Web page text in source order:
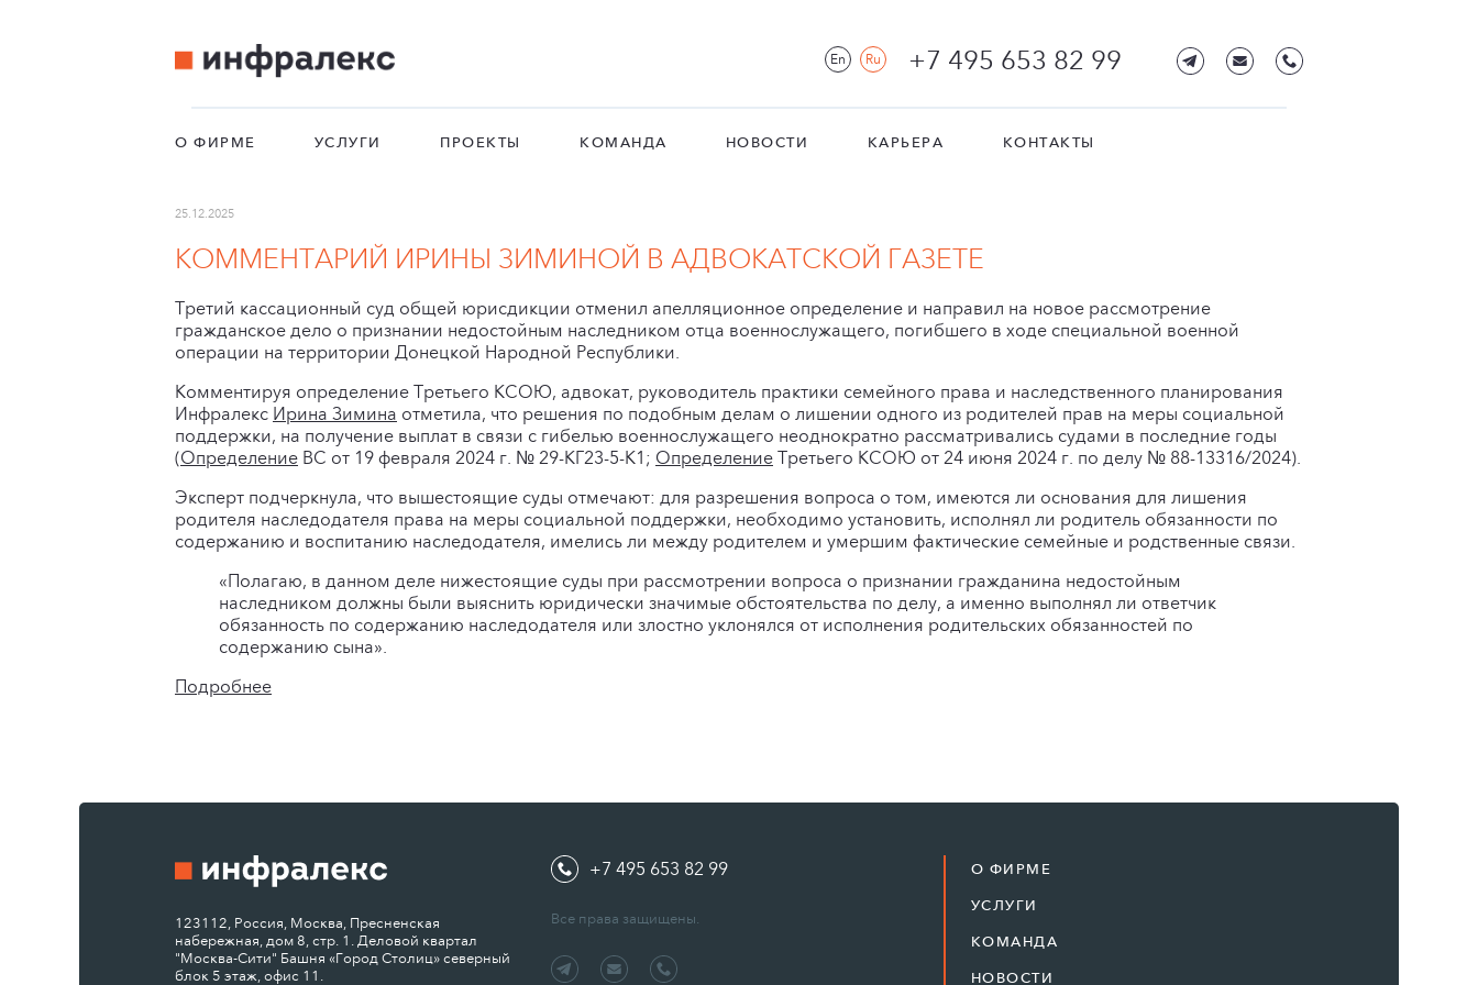
En Ru +7 495 653 82 99
О ФИРМЕ УСЛУГИ ПРОЕКТЫ КОМАНДА НОВОСТИ КАРЬЕРА КОНТАКТЫ
25.12.2025
КОММЕНТАРИЙ ИРИНЫ ЗИМИНОЙ В АДВОКАТСКОЙ ГАЗЕТЕ
Третий кассационный суд общей юрисдикции отменил апелляционное определение и направил на новое рассмотрение
гражданское дело о признании недостойным наследником отца военнослужащего, погибшего в ходе специальной военной
операции на территории Донецкой Народной Республики.
Комментируя определение Третьего КСОЮ, адвокат, руководитель практики семейного права и наследственного планирования
Инфралекс Ирина Зимина отметила, что решения по подобным делам о лишении одного из родителей прав на меры социальной
поддержки, на получение выплат в связи с гибелью военнослужащего неоднократно рассматривались судами в последние годы
(Определение ВС от 19 февраля 2024 г. № 29-КГ23-5-К1; Определение Третьего КСОЮ от 24 июня 2024 г. по делу № 88-13316/2024).
Эксперт подчеркнула, что вышестоящие суды отмечают: для разрешения вопроса о том, имеются ли основания для лишения
родителя наследодателя права на меры социальной поддержки, необходимо установить, исполнял ли родитель обязанности по
содержанию и воспитанию наследодателя, имелись ли между родителем и умершим фактические семейные и родственные связи.
«Полагаю, в данном деле нижестоящие суды при рассмотрении вопроса о признании гражданина недостойным
наследником должны были выяснить юридически значимые обстоятельства по делу, а именно выполнял ли ответчик
обязанность по содержанию наследодателя или злостно уклонялся от исполнения родительских обязанностей по
содержанию сына».
Подробнее
123112, Россия, Москва, Пресненская
набережная, дом 8, стр. 1. Деловой квартал
"Москва-Сити" Башня «Город Столиц» северный
блок 5 этаж, офис 11.
+7 495 653 82 99
Все права защищены.
О ФИРМЕ
УСЛУГИ
КОМАНДА
НОВОСТИ